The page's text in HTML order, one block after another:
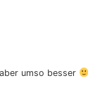
umso besser